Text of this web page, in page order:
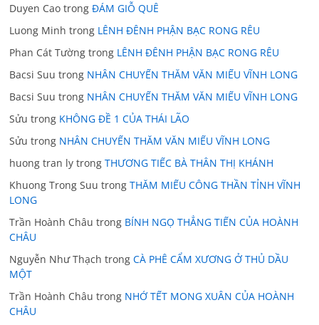
Duyen Cao trongĐÁM GIỖ QUÊ
Luong Minh trong LÊNH ĐÊNH PHẬN BẠC RONG RÊU
Phan Cát Tường trong LÊNH ĐÊNH PHẬN BẠC RONG RÊU
Bacsi Suu trong NHÂN CHUYẾN THĂM VĂN MIẾU VĨNH LONG
Bacsi Suu trong NHÂN CHUYẾN THĂM VĂN MIẾU VĨNH LONG
Sửu trong KHÔNG ĐỀ 1 CỦA THÁI LÃO
Sửu trong NHÂN CHUYẾN THĂM VĂN MIẾU VĨNH LONG
huong tran ly trongTHƯƠNG TIẾC BÀ THÂN THỊ KHÁNH
Khuong Trong Suu trongTHĂM MIẾU CÔNG THẦN TỈNH VĨNH
LONG
Trần Hoành Châu trong BÍNH NGỌ THẲNG TIẾN CỦA HOÀNH
CHÂU
Nguyễn Như Thạch trongCÀ PHÊ CẨM XƯƠNG Ở THỦ DẦU
MỘT
Trần Hoành Châu trong NHỚ TẾT MONG XUÂN CỦA HOÀNH
CHÂU